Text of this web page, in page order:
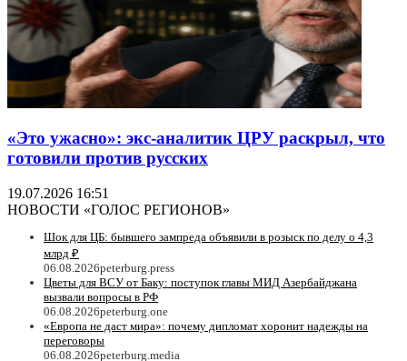
«Это ужасно»: экс-аналитик ЦРУ раскрыл, что
готовили против русских
19.07.2026 16:51
НОВОСТИ «ГОЛОС РЕГИОНОВ»
Шок для ЦБ: бывшего зампреда объявили в розыск по делу о 4,3
млрд ₽
06.08.2026peterburg.press
Цветы для ВСУ от Баку: поступок главы МИД Азербайджана
вызвали вопросы в РФ
06.08.2026peterburg.one
«Европа не даст мира»: почему дипломат хоронит надежды на
переговоры
06.08.2026peterburg.media